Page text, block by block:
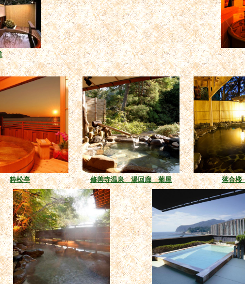
粋松亭 修善寺温泉 湯回廊 菊屋 落合